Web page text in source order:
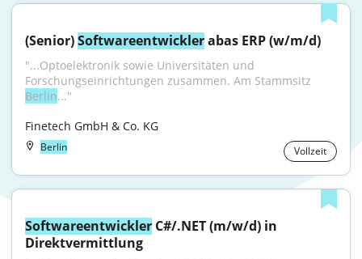
(Senior) Softwareentwickler abas ERP (w/m/d)
"...Optoelektronik sowie Universitäten und
Berlin..."
Finetech GmbH & Co. KG
Berlin Vollzeit
Softwareentwickler C#/.NET (m/w/d) in
Direktvermittlung